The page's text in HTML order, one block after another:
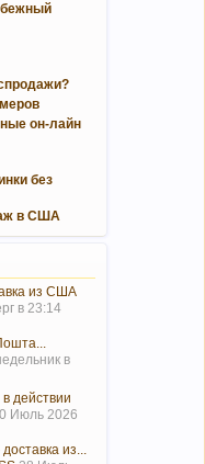
он-лайн
без
в США
из США
в 23:14
в
действии
Июль 2026
из...